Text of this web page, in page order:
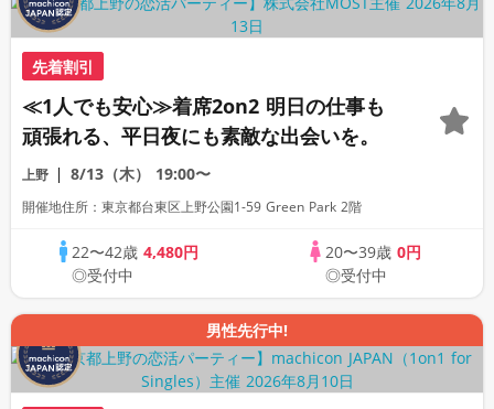
先着割引
≪1人でも安心≫着席2on2 明日の仕事も
頑張れる、平日夜にも素敵な出会いを。
上野 8/13（木） 19:00〜
開催地住所：東京都台東区上野公園1-59 Green Park 2階
22〜42歳4,480円
◎受付中
20〜39歳 0円
◎受付中
男性先行中!